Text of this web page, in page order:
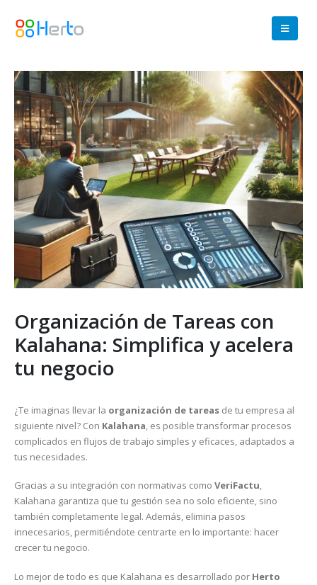
Organización de Tareas con
Kalahana: Simplifica y acelera
tu negocio
¿Te imaginas llevar la organización de tareas de tu empresa al
siguiente nivel? Con Kalahana, es posible transformar procesos
complicados en flujos de trabajo simples y eficaces, adaptados a
tus necesidades.
Gracias a su integración con normativas como VeriFactu,
Kalahana garantiza que tu gestión sea no solo eficiente, sino
también completamente legal. Además, elimina pasos
innecesarios, permitiéndote centrarte en lo importante: hacer
crecer tu negocio.
Lo mejor de todo es que Kalahana es desarrollado por Herto